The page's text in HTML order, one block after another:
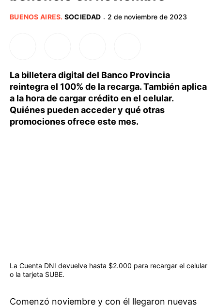
BUENOS AIRES. SOCIEDAD · 2 de noviembre de 2023
La billetera digital del Banco Provincia
reintegra el 100% de la recarga. También aplica
a la hora de cargar crédito en el celular.
Quiénes pueden acceder y qué otras
promociones ofrece este mes.
La Cuenta DNI devuelve hasta $2.000 para recargar el celular
o la tarjeta SUBE.
Comenzó noviembre y con él llegaron nuevas